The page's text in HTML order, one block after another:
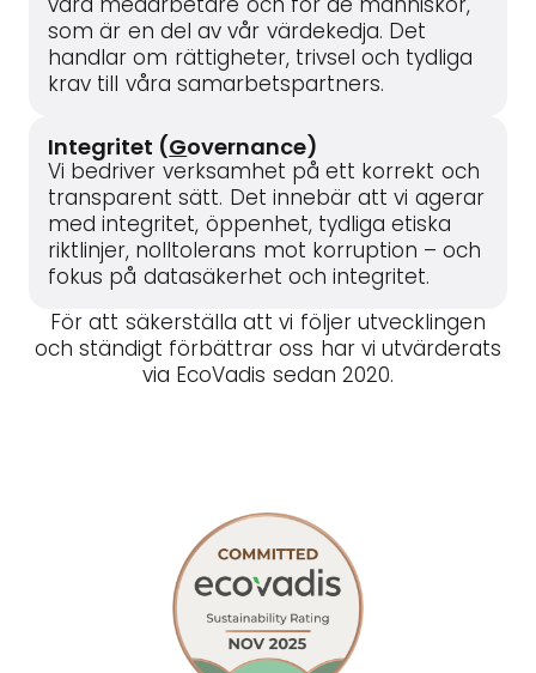
som är en del av vår värdekedja. Det
handlar om rättigheter, trivsel och tydliga
krav till våra samarbetspartners.
Integritet (Governance)
Vi bedriver verksamhet på ett korrekt och
transparent sätt. Det innebär att vi agerar
med integritet, öppenhet, tydliga etiska
riktlinjer, nolltolerans mot korruption – och
fokus på datasäkerhet och integritet.
För att säkerställa att vi följer utvecklingen
och ständigt förbättrar oss har vi utvärderats
via EcoVadis sedan 2020.